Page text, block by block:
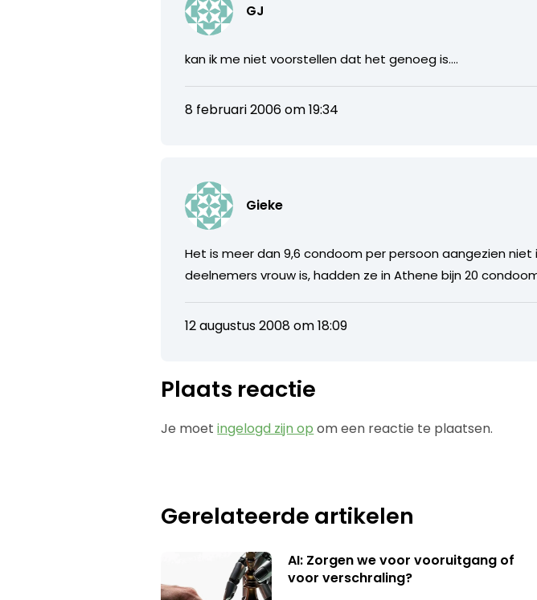
GJ
kan ik me niet voorstellen dat het genoeg is….
8 februari 2006 om 19:34
Gieke
Het is meer dan 9,6 condoom per persoon aangezien
deelnemers vrouw is, hadden ze in Athene bijn 20
12 augustus 2008 om 18:09
Plaats reactie
Je moetingelogd zijn op om een reactie te plaatsen.
Gerelateerde artikelen
AI: Zorgen we voor vooruitgang of
voor verschraling?